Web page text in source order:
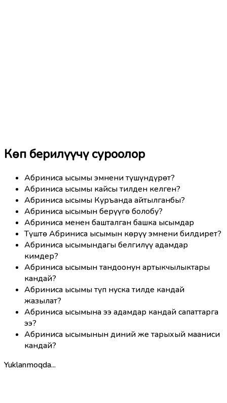
Көп берилүүчү суроолор
Абриниса ысымы эмнени түшүндүрөт?
Абриниса ысымы кайсы тилден келген?
Абриниса ысымы Куръанда айтылганбы?
Абриниса ысымын берүүгө болобу?
Абриниса менен башталган башка ысымдар
Түштө Абриниса ысымын көрүү эмнени билдирет?
Абриниса ысымындагы белгилүү адамдар
кимдер?
Абриниса ысымын тандоонун артыкчылыктары
кандай?
Абриниса ысымы түп нуска тилде кандай
жазылат?
Абриниса ысымына ээ адамдар кандай сапаттарга
ээ?
Абриниса ысымынын диний же тарыхый мааниси
кандай?
Yuklanmoqda...